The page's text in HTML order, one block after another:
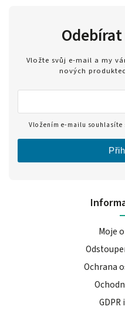
Moje
Ochrana
Vložte svůj e-mail a my
nových
Vložením e-mailu souhlasíte